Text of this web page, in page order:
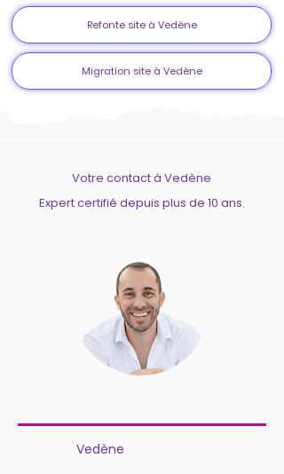
Refonte site à Vedène
Migration site à Vedène
Votre contact à Vedène
Expert certifié depuis plus de 10 ans.
Vedène